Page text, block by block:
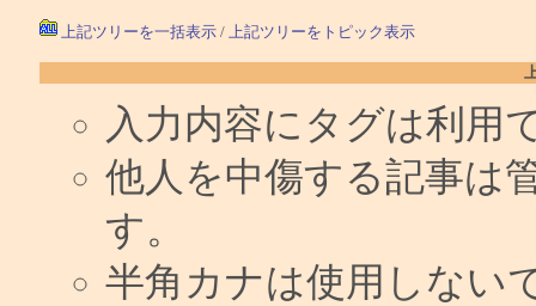
上記ツリーを一括表示/ 上記ツリーをトピック表示
入力内容にタグは利用
他人を中傷する記事は
す。
半角カナは使用しない